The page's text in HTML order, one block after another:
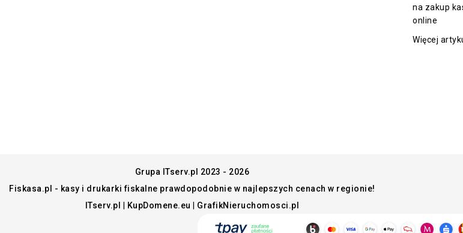
na zakup
online
Więcej
Grupa ITserv.pl 2023 - 2026
Fiskasa.pl - kasy i drukarki fiskalne prawdopodobnie w najlepszych cenach w regionie!
ITserv.pl
KupDomene.eu GrafikNieruchomosci.pl